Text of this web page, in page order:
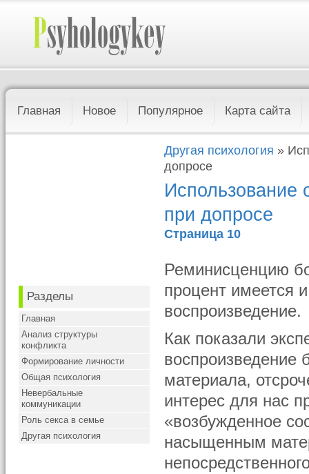
Главная Новое Популярное Карта сайта
Разделы
Главная
Анализ структуры
конфликта
Формирование личности
Общая психология
Невербальные
коммуникации
Роль секса в семье
Другая психология
Другая психология »
допросе
Использование
при допросе
Страница 10
Реминисценцию
процент имеется
воспроизведение.
Как показали
воспроизведение
материала,
интерес для нас
«возбужденное
насыщенным